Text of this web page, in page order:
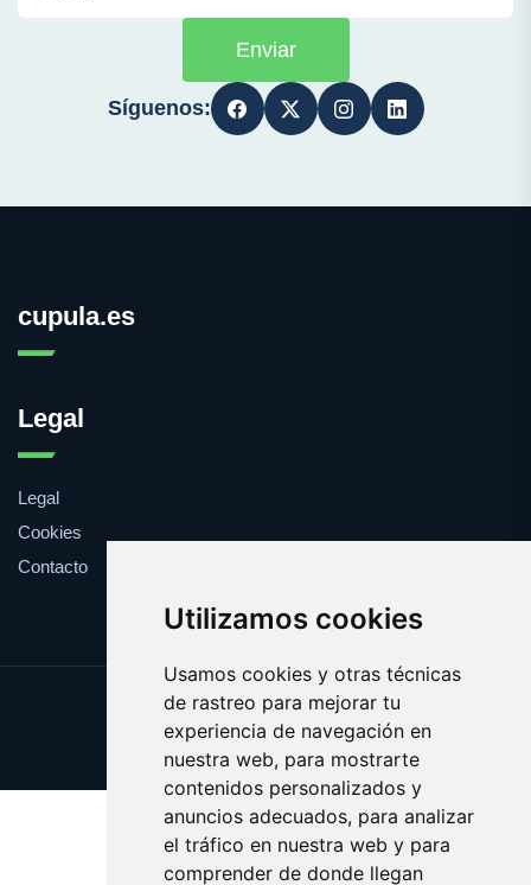
Utilizamos cookies
Usamos cookies y otras técnicas
de rastreo para mejorar tu
experiencia de navegación en
nuestra web, para mostrarte
contenidos personalizados y
anuncios adecuados, para analizar
el tráfico en nuestra web y para
comprender de donde llegan
Enviar
Síguenos:
cupula.es
Legal
Legal
Cookies
Contacto
Update cookies preferences
Copyright © 2025 cupula.es